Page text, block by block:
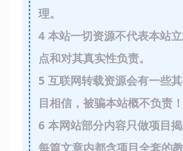
理。
4本站一切资源不代表本站
点和对其真实性负责。
5互联网转载资源会有一些
目相信，被骗本站概不负责！
6本网站部分内容只做项目
每篇文章内都含项目全套的